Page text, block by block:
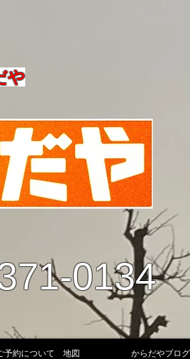
や
0134
予約について 地図 からだやブログ